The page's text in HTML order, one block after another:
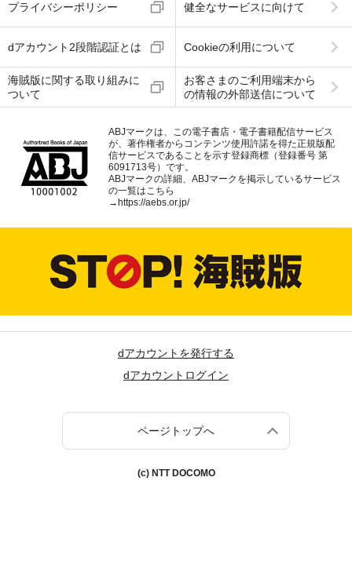
プライバシーポリシー 健全なサービスに向けて
dアカウント2段階認証とは Cookieの利用について
海賊版に関する取り組みに
ついて
お客さまのご利用端末から
の情報の外部送信について
ABJマークは、この電子書店・電子書籍配信サービス
が、著作権者からコンテンツ使用許諾を得た正規版配
信サービスであることを示す登録商標（登録番号 第
6091713号）です。
ABJマークの詳細、ABJマークを掲示しているサービス
の一覧はこちら
→ https://aebs.or.jp/
dアカウントを発行する
dアカウントログイン
ページトップへ
(c) NTT DOCOMO